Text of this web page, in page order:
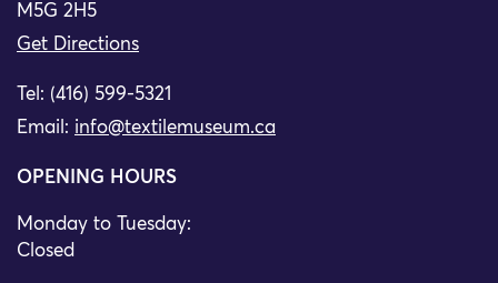
M5G 2H5
Get Directions
Tel: (416) 599-5321
Email: info@textilemuseum.ca
OPENING HOURS
Monday to Tuesday:
Closed